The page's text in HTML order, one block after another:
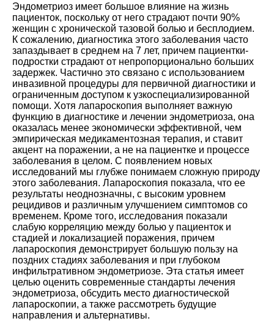
Эндометриоз имеет большое влияние на жизнь
пациенток, поскольку от него страдают почти 90%
женщин с хронической тазовой болью и бесплодием.
К сожалению, диагностика этого заболевания часто
запаздывает в среднем на 7 лет, причем пациентки-
подростки страдают от непропорционально больших
задержек. Частично это связано с использованием
инвазивной процедуры для первичной диагностики и
ограниченным доступом к узкоспециализированной
помощи. Хотя лапароскопия выполняет важную
функцию в диагностике и лечении эндометриоза, она
оказалась менее экономически эффективной, чем
эмпирическая медикаментозная терапия, и ставит
акцент на поражении, а не на пациентке и процессе
заболевания в целом. С появлением новых
исследований мы глубже понимаем сложную природу
этого заболевания. Лапароскопия показала, что ее
результаты неоднозначны, с высоким уровнем
рецидивов и различным улучшением симптомов со
временем. Кроме того, исследования показали
слабую корреляцию между болью у пациенток и
стадией и локализацией поражения, причем
лапароскопия демонстрирует большую пользу на
поздних стадиях заболевания и при глубоком
инфильтративном эндометриозе. Эта статья имеет
целью оценить современные стандарты лечения
эндометриоза, обсудить место диагностической
лапароскопии, а также рассмотреть будущие
направления и альтернативы.